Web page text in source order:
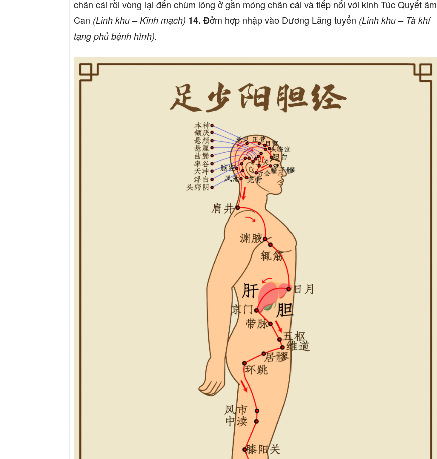
chân cái rồi vòng lại đến chùm lông ở gần móng chân cái và tiếp nối với kinh Túc Quyết âm
Can (Linh khu – Kinh mạch) 14. Đởm hợp nhập vào Dương Lăng tuyển (Linh khu – Tà khí
tạng phủ bệnh hình).